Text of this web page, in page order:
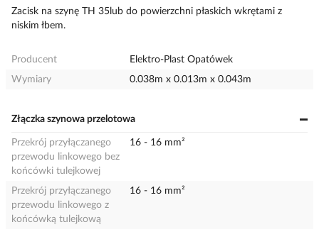
Zacisk na szynę TH 35lub do powierzchni płaskich wkrętami z
niskim łbem.
Producent
Elektro-Plast Opatówek
Wymiary
0.038m x 0.013m x 0.043m
Złączka szynowa przelotowa
Przekrój przyłączanego
przewodu linkowego bez
końcówki tulejkowej
16 - 16 mm²
Przekrój przyłączanego
przewodu linkowego z
końcówką tulejkową
16 - 16 mm²